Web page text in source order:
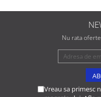
Nu rata
Vreau sa primesc